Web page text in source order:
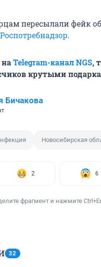
пересылали фейк
.
Telegram-канал NGS,
крутыми
Бичакова
Новосибирская
2 6
фрагмент и нажмите
32